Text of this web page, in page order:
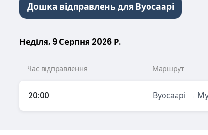
Дошка відправлень для Вуосаарі
Неділя, 9 Серпня 2026 Р.
Час відправлення Маршрут
20:00 Вуосаарі →